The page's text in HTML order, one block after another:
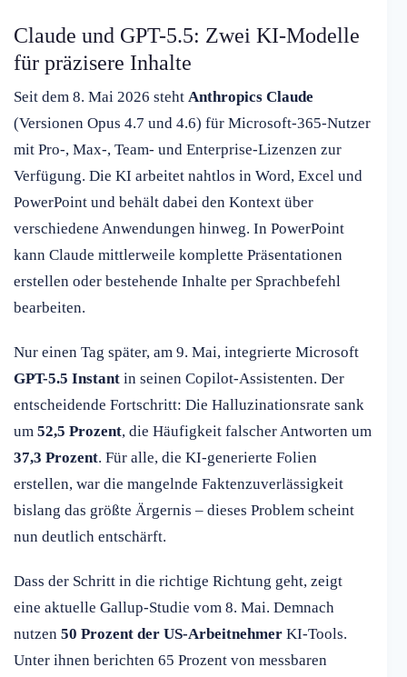
Claude und GPT-5.5: Zwei KI-Modelle
für präzisere Inhalte
Seit dem 8. Mai 2026 steht Anthropics Claude
(Versionen Opus 4.7 und 4.6) für Microsoft-365-Nutzer
mit Pro-, Max-, Team- und Enterprise-Lizenzen zur
Verfügung. Die KI arbeitet nahtlos in Word, Excel und
PowerPoint und behält dabei den Kontext über
verschiedene Anwendungen hinweg. In PowerPoint
kann Claude mittlerweile komplette Präsentationen
erstellen oder bestehende Inhalte per Sprachbefehl
bearbeiten.
Nur einen Tag später, am 9. Mai, integrierte Microsoft
GPT-5.5 Instant in seinen Copilot-Assistenten. Der
entscheidende Fortschritt: Die Halluzinationsrate sank
um 52,5 Prozent, die Häufigkeit falscher Antworten um
37,3 Prozent. Für alle, die KI-generierte Folien
erstellen, war die mangelnde Faktenzuverlässigkeit
bislang das größte Ärgernis – dieses Problem scheint
nun deutlich entschärft.
Dass der Schritt in die richtige Richtung geht, zeigt
eine aktuelle Gallup-Studie vom 8. Mai. Demnach
nutzen 50 Prozent der US-Arbeitnehmer KI-Tools.
Unter ihnen berichten 65 Prozent von messbaren